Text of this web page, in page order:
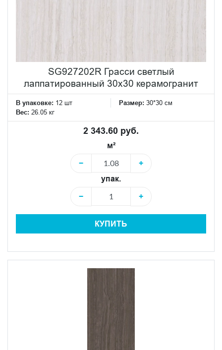
SG927202R Грасси светлый
лаппатированный 30x30 керамогранит
В упаковке: 12 шт Размер: 30*30 см
Вес: 26.05 кг
2 343.60 руб.
м²
−
+
упак.
−
+
КУПИТЬ